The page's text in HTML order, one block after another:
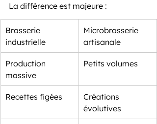
La différence est majeure :
Brasserie
industrielle
Microbrasserie
artisanale
Production
massive
Petits volumes
Recettes figées
Créations
évolutives